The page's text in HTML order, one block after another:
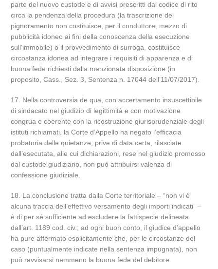
parte del nuovo custode e di avvisi prescritti dal codice di rito
circa la pendenza della procedura (la trascrizione del
pignoramento non costituisce, per il conduttore, mezzo di
pubblicità idoneo ai fini della conoscenza della esecuzione
sull’immobile) o il provvedimento di surroga, costituisce
circostanza idonea ad integrare i requisiti di apparenza e di
buona fede richiesti dalla menzionata disposizione (in
proposito, Cass., Sez. 3, Sentenza n. 17044 dell’11/07/2017).
17. Nella controversia de qua, con accertamento insuscettibile
di sindacato nel giudizio di legittimità e con motivazione
congrua e coerente con la ricostruzione giurisprudenziale degli
istituti richiamati, la Corte d’Appello ha negato l’efficacia
probatoria delle quietanze, prive di data certa, rilasciate
dall’esecutata, alle cui dichiarazioni, rese nel giudizio promosso
dal custode giudiziario, non può attribuirsi valenza di
confessione giudiziale.
18. La conclusione tratta dalla Corte territoriale – “non vi è
alcuna traccia dell’effettivo versamento degli importi indicati” –
è di per sé sufficiente ad escludere la fattispecie delineata
dall’art. 1189 cod. civ.; ad ogni buon conto, il giudice d’appello
ha pure affermato esplicitamente che, per le circostanze del
caso (puntualmente indicate nella sentenza impugnata), non
può ravvisarsi nemmeno la buona fede del debitore.